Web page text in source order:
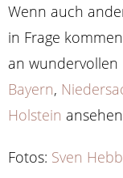
Wenn auch
in Frage
an
Bayern,
Holstein
Fotos: Sven